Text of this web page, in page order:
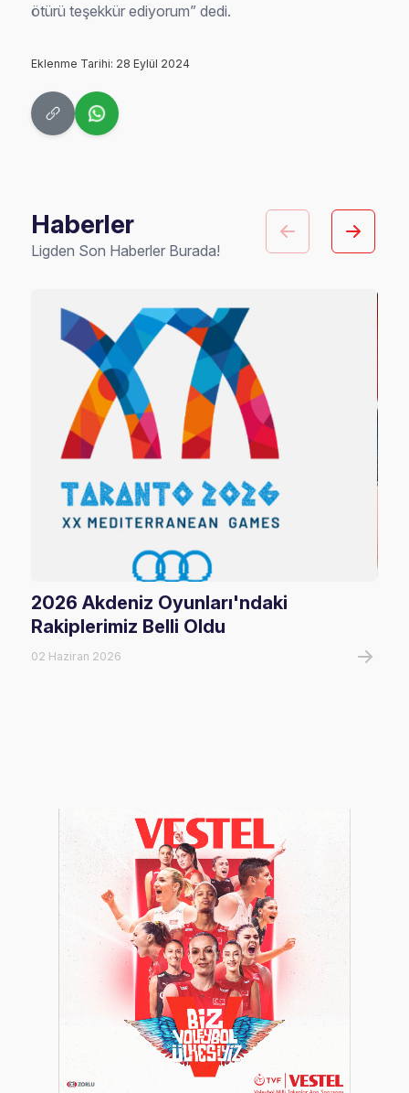
ötürü teşekkür ediyorum” dedi.
Eklenme Tarihi: 28 Eylül 2024
Haberler
Ligden Son Haberler Burada!
2026 Akdeniz Oyunları'ndaki
Rakiplerimiz Belli Oldu
02 Haziran 2026